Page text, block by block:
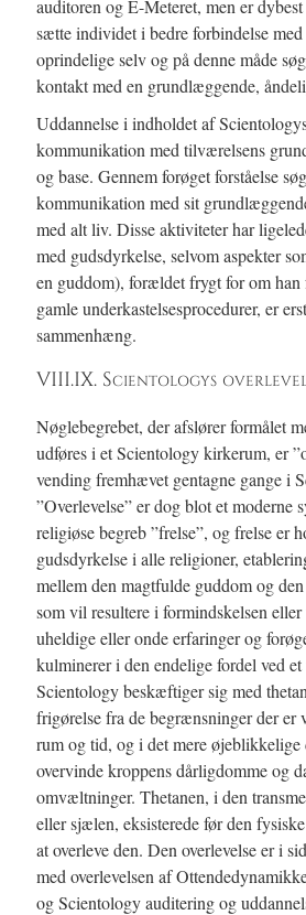
auditoren og E-Meteret, men er
sætte individet i bedre forbindelse med
oprindelige selv og på denne måde
kontakt med en grundlæggende,
Uddannelse i indholdet af
kommunikation med tilværelsens
og base. Gennem forøget forståelse
kommunikation med sit
med alt liv. Disse aktiviteter har
med gudsdyrkelse, selvom aspekter
en guddom), forældet frygt for om han
gamle underkastelsesprocedurer, er
sammenhæng.
VIII.IX. Scientologys
Nøglebegrebet, der afslører formålet
udføres i et Scientology kirkerum, er
vending fremhævet gentagne gange i
”Overlevelse” er dog blot et moderne
religiøse begreb ”frelse”, og frelse er
gudsdyrkelse i alle religioner,
mellem den magtfulde guddom og
som vil resultere i formindskelsen
uheldige eller onde erfaringer og
kulminerer i den endelige fordel ved
Scientology beskæftiger sig med
frigørelse fra de begrænsninger der er
rum og tid, og i det mere øjeblikkelige
overvinde kroppens dårligdomme og
omvæltninger. Thetanen, i den
eller sjælen, eksisterede før den
at overleve den. Den overlevelse er i
med overlevelsen af
og Scientology auditering og